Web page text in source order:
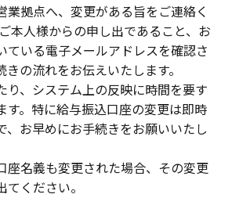
業拠点へ、変更がある旨をご連絡く
本人様からの申し出であること、お
ている電子メールアドレスを確認さ
の流れをお伝えいたします。
、システム上の反映に時間を要す
す。特に給与振込口座の変更は即時
、お早めにお手続きをお願いいたし
名義も変更された場合、その変更
ください。